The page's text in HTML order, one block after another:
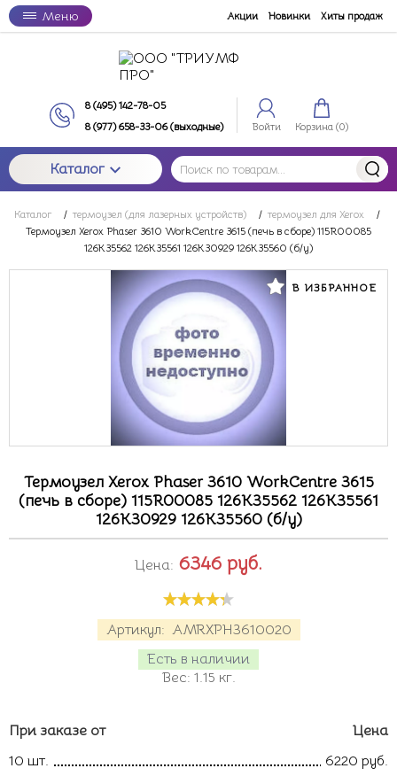
Меню Акции Новинки Хиты продаж
8 (495) 142-78-05
8 (977) 658-33-06 (выходные)
Войти Корзина (0)
Каталог
Каталог / термоузел (для лазерных устройств) / термоузел для Xerox
/
Термоузел Xerox Phaser 3610 WorkCentre 3615 (печь в сборе) 115R00085
126K35562 126K35561 126K30929 126K35560 (б/у)
В ИЗБРАННОЕ
Термоузел Xerox Phaser 3610 WorkCentre 3615
(печь в сборе) 115R00085 126K35562 126K35561
126K30929 126K35560 (б/у)
Артикул: AMRXPH3610020
Есть в наличии
Вес: 1.15 кг.
Цена: 6346 руб.
При заказе от
Цена
10 шт.
6220 руб.